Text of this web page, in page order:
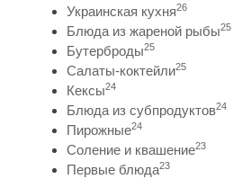
Украинская кухня26
Блюда из жареной рыбы25
Бутерброды25
Салаты-коктейли25
Кексы24
Блюда из субпродуктов24
Пирожные24
Соление и квашение23
Первые блюда23